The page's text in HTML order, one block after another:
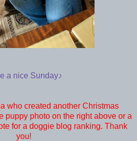
a nice Sunday♪
who created another Christmas
puppy photo on the right above or a
for a doggie blog ranking. Thank
you!